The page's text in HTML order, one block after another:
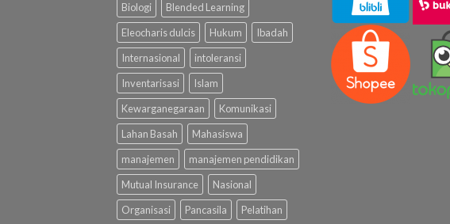
Biologi
Blended Learning
Eleocharis dulcis
Hukum
Ibadah
Internasional
intoleransi
Inventarisasi
Islam
Kewarganegaraan
Komunikasi
Lahan Basah
Mahasiswa
manajemen
manajemen pendidikan
Mutual Insurance
Nasional
Organisasi
Pancasila Pelatihan